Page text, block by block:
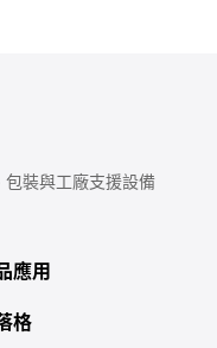
包裝與工廠支援設備
應用
格